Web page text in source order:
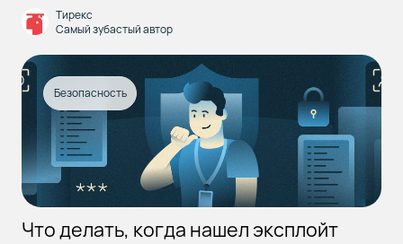
Тирекс
Самый зубастый автор
Безопасность
Что делать, когда нашел эксплойт